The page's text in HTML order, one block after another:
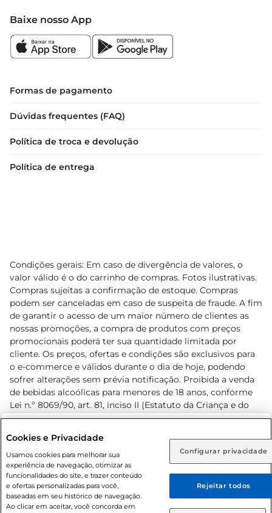
Rio de Janeiro (RJ) Goiás (GO)
Ou
Caso queira comprar online, informe como deseja receber
suas compras:
Baixe nosso App
Formas de pagamento
Dúvidas frequentes (FAQ)
Política de troca e devolução
Política de entrega
Condições gerais: Em caso de divergência de valores, o
valor válido é o do carrinho de compras. Fotos ilustrativas.
Compras sujeitas a confirmação de estoque. Compras
podem ser canceladas em caso de suspeita de fraude. A fim
de garantir o acesso de um maior número de clientes as
nossas promoções, a compra de produtos com preços
promocionais poderá ter sua quantidade limitada por
cliente. Os preços, ofertas e condições são exclusivos para
o e-commerce e válidos durante o dia de hoje, podendo
sofrer alterações sem prévia notificação. Proibida a venda
de bebidas alcoólicas para menores de 18 anos, conforme
Lei n.º 8069/90, art. 81, inciso II (Estatuto da Criança e do
Adolescente). Preços e condições exclusivos para o
prévio. O valor mínimo para as compras on-line é de R$
80,00.
Cookies e Privacidade
Usamos cookies para melhorar sua
experiência de navegação, otimizar as
funcionalidades do site, e trazer conteúdo
e ofertas personalizadas para você,
baseadas em seu histórico de navegação.
Ao clicar em aceitar, você concorda em
Configurar privacidade
Rejeitar todos